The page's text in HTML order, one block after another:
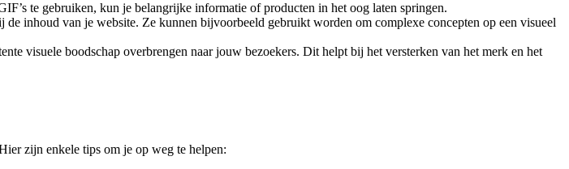
te gebruiken, kun je belangrijke informatie of producten in het oog laten springen.
de inhoud van je website. Ze kunnen bijvoorbeeld gebruikt worden om complexe concepten op een visueel
visuele boodschap overbrengen naar jouw bezoekers. Dit helpt bij het versterken van het merk en het
zijn enkele tips om je op weg te helpen: